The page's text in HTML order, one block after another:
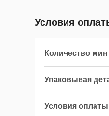
Условия
Количество мин
Упаковывая
Условия оплаты